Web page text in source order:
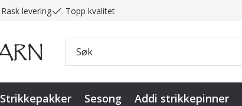
Rask levering Topp kvalitet
Strikkepakker Sesong Addi strikkepinner